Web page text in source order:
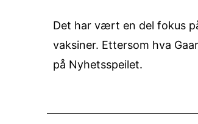
Det har vært en del fokus
vaksiner. Ettersom hva
på Nyhetsspeilet.